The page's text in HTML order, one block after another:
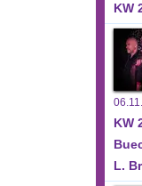
KW
KW
L.